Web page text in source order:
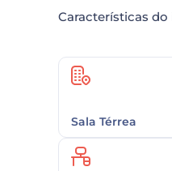
Características do
Sala Térrea